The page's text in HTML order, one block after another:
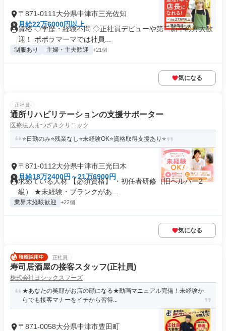
〒871-0111大分県中津市三光佐知
月給22万6000円以上
資格 ◇学歴・経験不問 ◇正社員デビューや第二新卒の方大歓
迎！ ポポラマーマでは社員...
制服あり 主婦・主夫歓迎 +21個
気になる
正社員
通所リハビリテーションの支援サポーター
医療法人まつざきクリニック
⭐日勤のみ⭐残業なし⭐未経験OK⭐資格取得支援あり⭐
〒871-0112大分県中津市三光臼木
月給18万2400円～21万6900円
求めている人材 【必須資格】 ・初任者研修（旧ヘルパー2
級） ★未経験・ブランクがあ...
業界未経験歓迎 +22個
気になる
正社員
寿司居酒屋の接客スタッフ(正社員)
株式会社ヨシックスフーズ
★あなたの笑顔がお店の顔になる★動画マニュアル完備！未経験か
らでも接客マナーをイチから習得...
〒871-0058大分県中津市豊田町